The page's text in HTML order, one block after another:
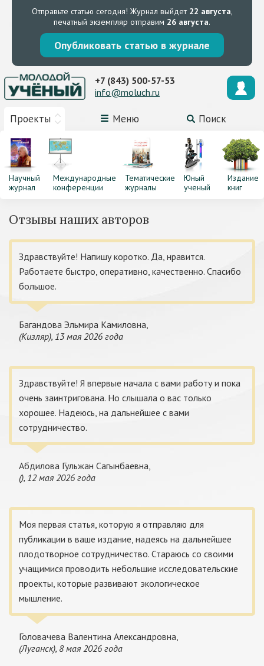
Отправьте статью сегодня! Журнал выйдет 22 августа,
печатный экземпляр отправим 26 августа.
Опубликовать статью в журнале
Проекты Меню Поиск
+7 (843) 500-57-53
info@moluch.ru
Научный
журнал
Международные
конференции
Тематические
журналы
Юный
ученый
Издание
книг
Отзывы наших авторов
Здравствуйте! Напишу коротко. Да, нравится.
Работаете быстро, оперативно, качественно. Спасибо
большое.
Багандова Эльмира Камиловна,
(Кизляр), 13 мая 2026 года
Здравствуйте! Я впервые начала с вами работу и пока
очень заинтригована. Но слышала о вас только
хорошее. Надеюсь, на дальнейшее с вами
сотрудничество.
Абдилова Гульжан Сагынбаевна,
(), 12 мая 2026 года
Моя первая статья, которую я отправляю для
публикации в ваше издание, надеясь на дальнейшее
плодотворное сотрудничество. Стараюсь со своими
учащимися проводить небольшие исследовательские
проекты, которые развивают экологическое
мышление.
Головачева Валентина Александровна,
(Луганск), 8 мая 2026 года